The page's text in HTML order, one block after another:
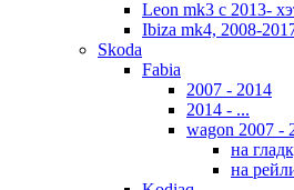
Leon mk3 с 2013-
Ibiza mk4, 2008-
Skoda
Fabia
2007 - 2014
2014 - ...
wagon 2007 -
на
на